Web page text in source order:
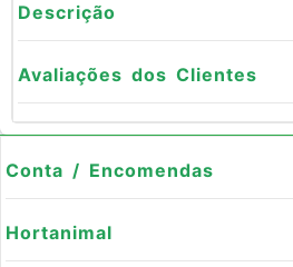
Descrição
Avaliações dos Clientes
Conta / Encomendas
Hortanimal